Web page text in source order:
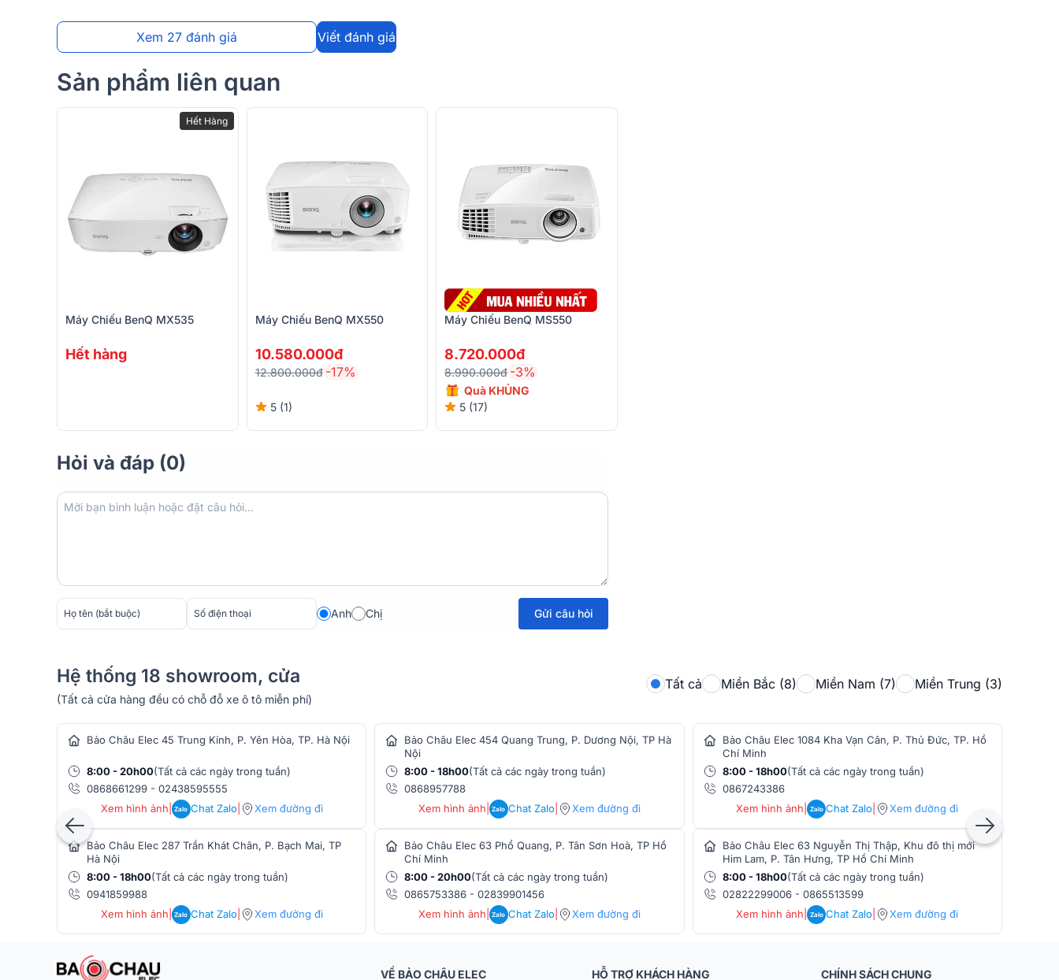
Đánh giá chi tiết về máy chiếu BenQ GV30
Thiết kế nhỏ gọn
BenQ GV30
có thiết kế trang nhã, nhỏ gọn cho người dùng dễ dàng mang theo bên mình. Đi kèm
với BenQ GV30 là hộp đựng và dây đeo bằng da tiện lợi giúp bạn dễ dàng mang theo mọi lúc mọi
nơi. Cho dù đó là bữa tiệc cocktail trên sân thượng hay tiệc nướng ngoài trời, bạn đều có thể sử
dụng ở bất kỳ đâu, bất kỳ lúc nào.
Xem 27 đánh giá Viết đánh giá
Sản phẩm liên quan
Hết Hàng
Máy Chiếu BenQ MX535
Hết hàng
Máy Chiếu BenQ MX550
10.580.000đ
12.800.000đ -17%
5 (1)
Máy Chiếu BenQ MS550
8.720.000đ
8.990.000đ -3%
Quà KHỦNG
5 (17)
Hỏi và đáp (0)
Anh Chị Gửi câu hỏi
Hệ thống 18 showroom, cửa
hàng âm thanh
(Tất cả cửa hàng đều có chỗ đỗ xe ô tô miễn phí)
Tất cả Miền Bắc (8) Miền Nam (7) Miền Trung (3)
Bảo Châu Elec 45 Trung Kính, P. Yên Hòa, TP. Hà Nội
8:00 - 20h00(Tất cả các ngày trong tuần)
0868661299 - 02438595555
Xem hình ảnh
Zalo Chat Zalo| Xem đường đi
Bảo Châu Elec 287 Trần Khát Chân, P. Bạch Mai, TP
Hà Nội
8:00 - 18h00(Tất cả các ngày trong tuần)
0941859988
Xem hình ảnh
Zalo Chat Zalo| Xem đường đi
Bảo Châu Elec 454 Quang Trung, P. Dương Nội, TP Hà
Nội
8:00 - 18h00(Tất cả các ngày trong tuần)
0868957788
Xem hình ảnh
Zalo Chat Zalo| Xem đường đi
Bảo Châu Elec 63 Phổ Quang, P. Tân Sơn Hoà, TP Hồ
Chí Minh
8:00 - 20h00(Tất cả các ngày trong tuần)
0865753386 -02839901456
Xem hình ảnh
Zalo Chat Zalo| Xem đường đi
Bảo Châu Elec 1084 Kha Vạn Cân, P. Thủ Đức, TP. Hồ
Chí Minh
8:00 - 18h00(Tất cả các ngày trong tuần)
0867243386
Xem hình ảnh | Zalo Chat Zalo Xem đường đi
Bảo Châu Elec 63 Nguyễn Thị Thập, Khu đô thị mới
Him Lam, P. Tân Hưng, TP Hồ Chí Minh
8:00 - 18h00(Tất cả các ngày trong tuần)
02822299006- 0865513599
Xem hình ảnh | Zalo Chat Zalo Xem đường đi
VỀ BẢO CHÂU ELEC HỖ TRỢ KHÁCH HÀNG CHÍNH SÁCH CHUNG